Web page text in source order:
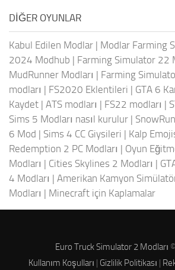
DIĞER OYUNLAR
Kabul Edilen Modlar | Modlar Farming
2024 Modhub | Farming Simulator 22
MudRunner Modları | Farming
modları | FS2020 Eklentileri | GTA 6
Kaydet | ATS modları | FS22 modları |
Sims 5 Modları nasıl kurulur |
6 Mod | Sims 4 CC Giysileri | Kalp
Redemption 2 PC Modları | Oyun
Modları | Cities Skylines 2 Modları |
4 Modları | Amerikan Kamyon
Modları | Minecraft için Kaplamalar
Euro Truck Simulator 2 Modları
Kullanım Koşulları | Gizlilik Politikası |